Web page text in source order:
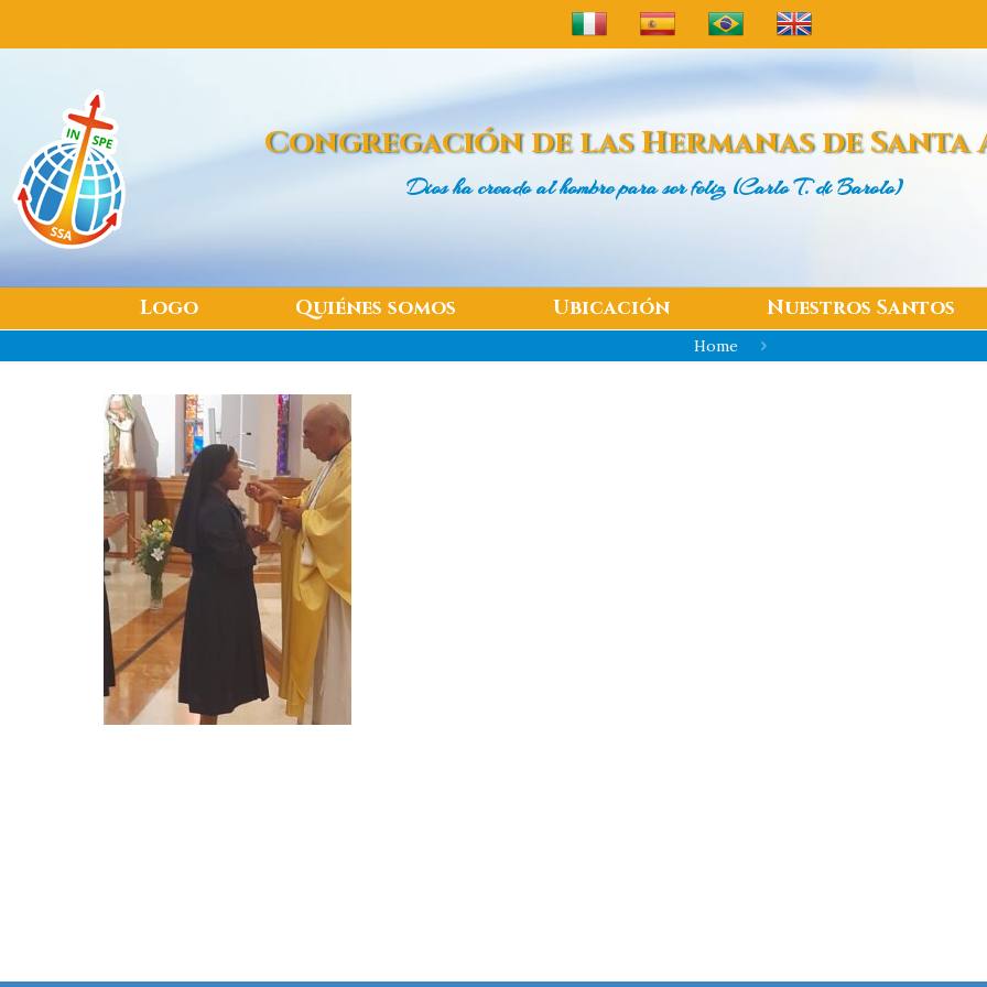
Congregación de lasHermanas de Santa
Dios ha creado al hombrepara ser feliz (Carlo T. di Barolo)
Logo Quiénes somos Ubicación Nuestros Santos
Home